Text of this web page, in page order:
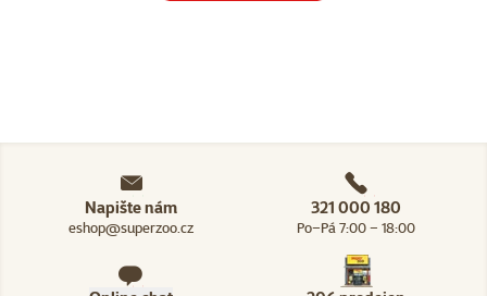
Napište nám
eshop@superzoo.cz
321 000 180
Po–Pá 7:00 – 18:00